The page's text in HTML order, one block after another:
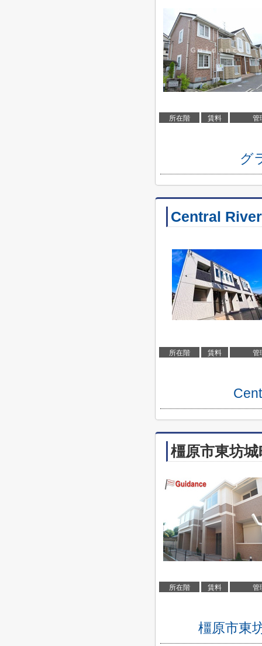
所在階 賃料 管
グ
Central River
所在階 賃料 管
橿原市東坊
所在階 賃料 管
橿原市東